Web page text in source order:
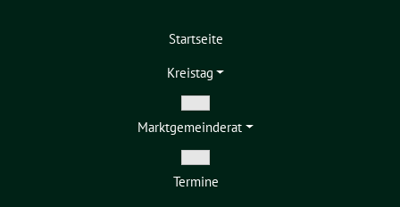
Startseite
Kreistag
Zeige
Untermenü
Markt­gemeinderat
Zeige
Untermenü
Termine